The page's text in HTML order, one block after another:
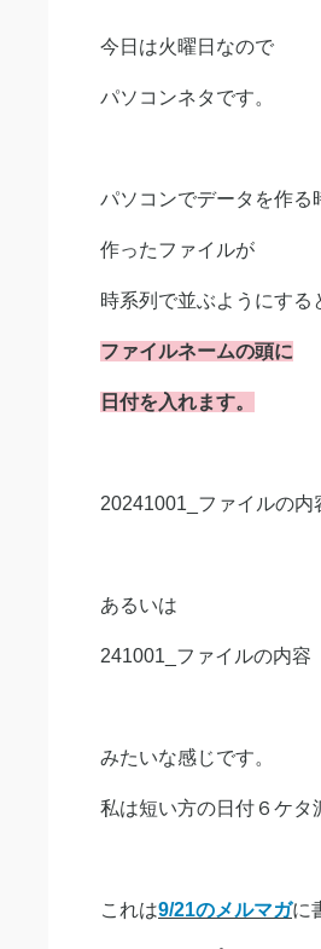
今日は火曜日なので
パソコンネタです。
パソコンでデータを作る
作ったファイルが
時系列で並ぶようにする
ファイルネームの頭に
日付を入れます。
20241001_ファイルの内
あるいは
241001_ファイルの内容
みたいな感じです。
私は短い方の日付６ケタ
これは9/21のメルマガに